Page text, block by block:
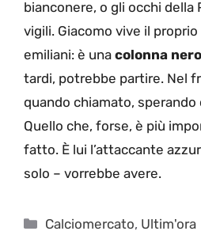
bianconere, o gli occhi della
vigili. Giacomo vive il
emiliani: è una colonna
tardi, potrebbe partire. Nel
quando chiamato, sperando
Quello che, forse, è più
fatto. È lui l’attaccante
solo – vorrebbe avere.
Categorie
Calciomercato, Ultim'ora